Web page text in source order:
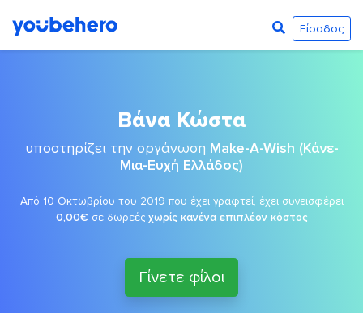
Είσοδος
Βάνα Κώστα
υποστηρίζει την οργάνωση Make-A-Wish (Κάνε-
Μια-Ευχή Ελλάδος)
Από 10 Οκτωβρίου του 2019 που έχει γραφτεί, έχει συνεισφέρει
0,00€ σε δωρεές χωρίς κανένα επιπλέον κόστος
Γίνετε φίλοι